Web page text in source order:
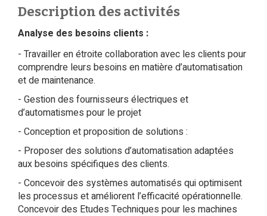
Description des activités
Analyse des besoins clients :
Travailler en étroite collaboration avec les clients pour
comprendre leurs besoins en matière d’automatisation
et de maintenance.
Gestion des fournisseurs électriques et
d’automatismes pour le projet
Conception et proposition de solutions :
Proposer des solutions d’automatisation adaptées
aux besoins spécifiques des clients.
Concevoir des systèmes automatisés qui optimisent
les processus et améliorent l’efficacité opérationnelle.
Concevoir des Etudes Techniques pour les machines